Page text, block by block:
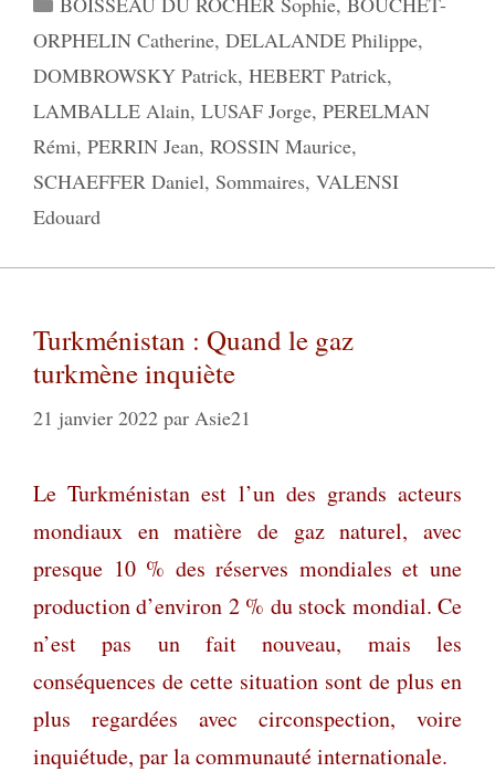
ORPHELIN Catherine, DELALANDE Philippe,
DOMBROWSKY Patrick, HEBERT Patrick,
LAMBALLE Alain, LUSAF Jorge, PERELMAN
Rémi, PERRIN Jean, ROSSIN Maurice,
SCHAEFFER Daniel, Sommaires, VALENSI
Edouard
Turkménistan : Quand le gaz
turkmène inquiète
21 janvier 2022 par Asie21
Le Turkménistan est l’un des grands acteurs
mondiaux en matière de gaz naturel, avec
presque 10 % des réserves mondiales et une
production d’environ 2 % du stock mondial. Ce
n’est pas un fait nouveau, mais les
conséquences de cette situation sont de plus en
plus regardées avec circonspection, voire
inquiétude, par la communauté internationale.